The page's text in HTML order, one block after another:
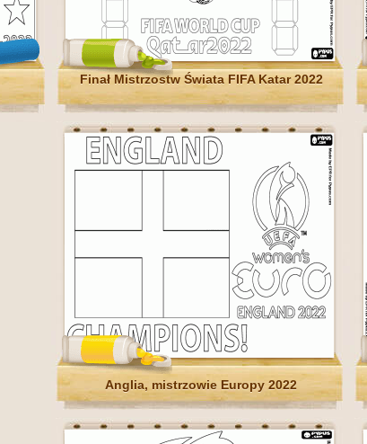
Finał Mistrzostw Świata FIFA Katar 2022
Anglia, mistrzowie Europy 2022